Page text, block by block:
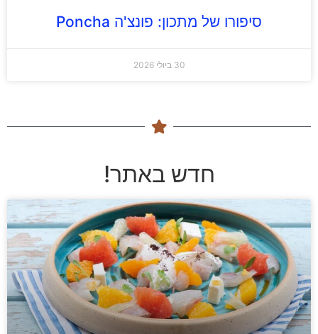
סיפורו של מתכון: פונצ'ה Poncha
30 ביולי 2026
חדש באתר!